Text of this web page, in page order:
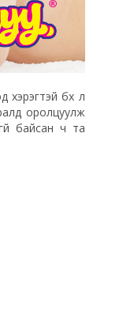
хэрэгтэй бүх л
оролцуулж
байсан ч та